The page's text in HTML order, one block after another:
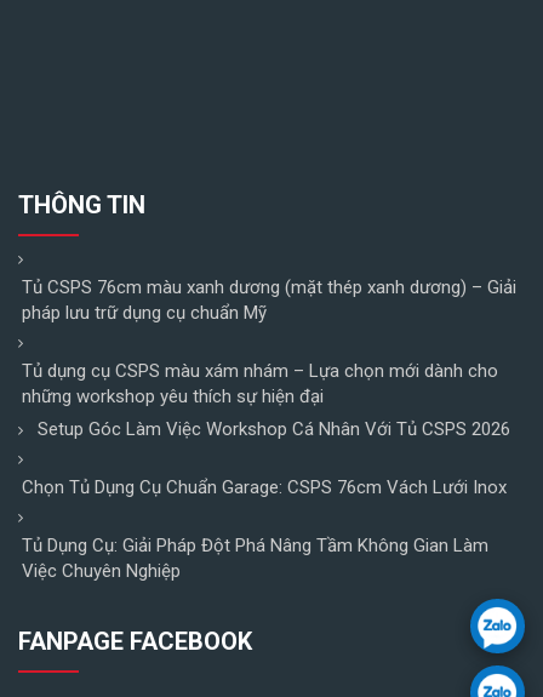
THÔNG TIN
Tủ CSPS 76cm màu xanh dương (mặt thép xanh dương) – Giải
pháp lưu trữ dụng cụ chuẩn Mỹ
Tủ dụng cụ CSPS màu xám nhám – Lựa chọn mới dành cho
những workshop yêu thích sự hiện đại
Setup Góc Làm Việc Workshop Cá Nhân Với Tủ CSPS 2026
Chọn Tủ Dụng Cụ Chuẩn Garage: CSPS 76cm Vách Lưới Inox
Tủ Dụng Cụ: Giải Pháp Đột Phá Nâng Tầm Không Gian Làm
Việc Chuyên Nghiệp
FANPAGE FACEBOOK